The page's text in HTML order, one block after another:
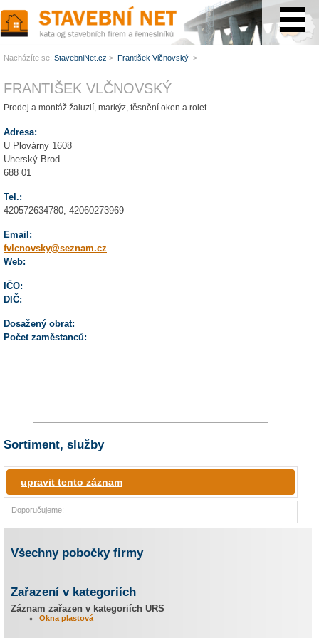
FRANTIŠEK VLČNOVSKÝ
Prodej a montáž žaluzií, markýz, těsnění oken a rolet.
Adresa:
U Plovárny 1608
Uherský Brod
688 01
Tel.:
420572634780, 42060273969
Email:
fvlcnovsky@seznam.cz
Web:
IČO:
DIČ:
Dosažený obrat:
Počet zaměstanců:
Sortiment, služby
upravit tento záznam
Doporučujeme:
Všechny pobočky firmy
Zařazení v kategoriích
Záznam zařazen v kategoriích URS
Okna plastová
Nacházíte se: StavebniNet.cz > František Vlčnovský >